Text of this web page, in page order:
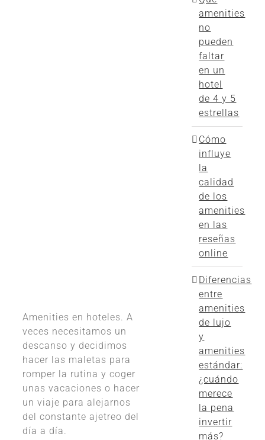
Amenities en hoteles. A
veces necesitamos un
descanso y decidimos
hacer las maletas para
romper la rutina y coger
unas vacaciones o hacer
un viaje para alejarnos
del constante ajetreo del
día a día.
amenities
no
pueden
faltar
en un
hotel
de 4 y 5
estrellas
Cómo
influye
la
calidad
de los
amenities
en las
reseñas
online
Diferencias
entre
amenities
de lujo
y
amenities
estándar:
¿cuándo
merece
la pena
invertir
más?